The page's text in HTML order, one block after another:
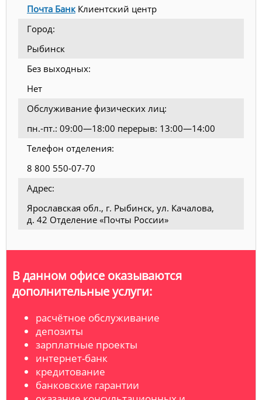
Почта БанкКлиентский центр
Город:
Рыбинск
Без выходных:
Нет
Обслуживание физических лиц:
пн.-пт.: 09:00—18:00 перерыв: 13:00—14:00
Телефон отделения:
8 800 550-07-70
Адрес:
Ярославская обл., г. Рыбинск, ул. Качалова,
д. 42 Отделение «Почты России»
В данном офисе оказываются
дополнительные услуги:
расчётное обслуживание
депозиты
зарплатные проекты
интернет-банк
кредитование
банковские гарантии